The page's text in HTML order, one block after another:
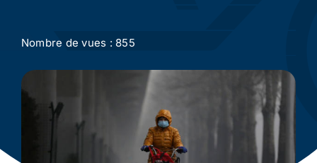
Actualité
Ecologie
Nombre de vues : 855